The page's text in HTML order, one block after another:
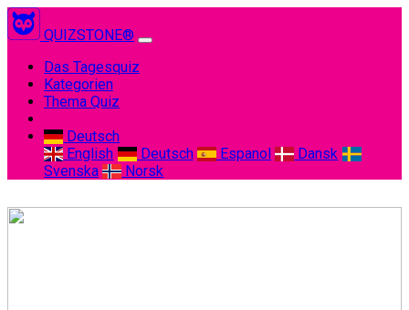
QUIZSTONE®
Das Tagesquiz
Kategorien
Thema Quiz
Deutsch
English
Deutsch Espanol
Dansk
Svenska
Norsk